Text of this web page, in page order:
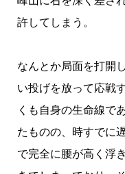
許してしまう。
なんとか局面を打開
い投げを放って応戦
くも自身の生命線で
たものの、時すでに
で完全に腰が高く浮